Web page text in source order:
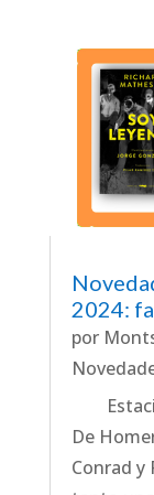
2024:
por
De
Conrad y